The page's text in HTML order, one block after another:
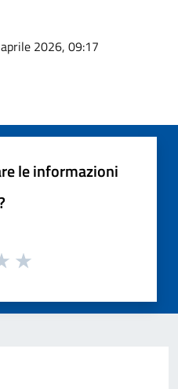
2026, 09:17
le informazioni